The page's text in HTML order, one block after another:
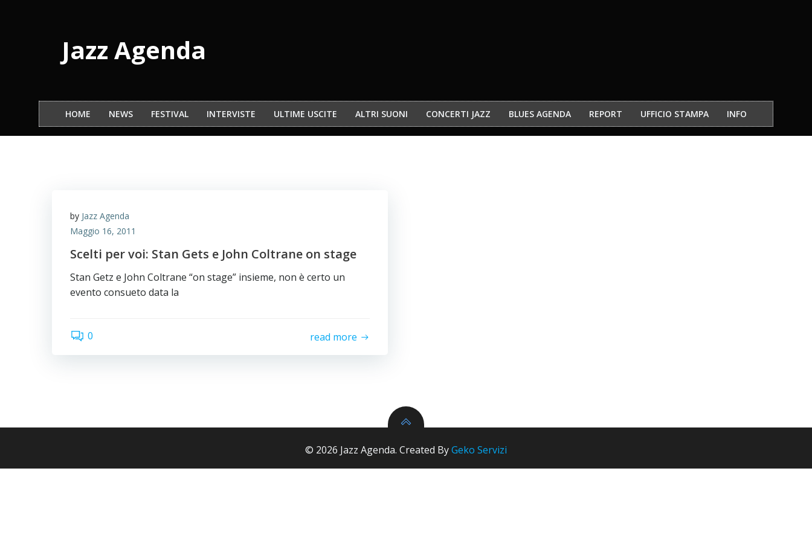
Jazz Agenda
HOME NEWS FESTIVAL INTERVISTE ULTIME USCITE ALTRI SUONI CONCERTI JAZZ BLUES AGENDA REPORT UFFICIO STAMPA INFO
by Jazz Agenda
Maggio 16, 2011
Scelti per voi: Stan Gets e John Coltrane on stage
Stan Getz e John Coltrane “on stage” insieme, non è certo un
evento consueto data la
0 read more
© 2026 Jazz Agenda. Created ByGeko Servizi